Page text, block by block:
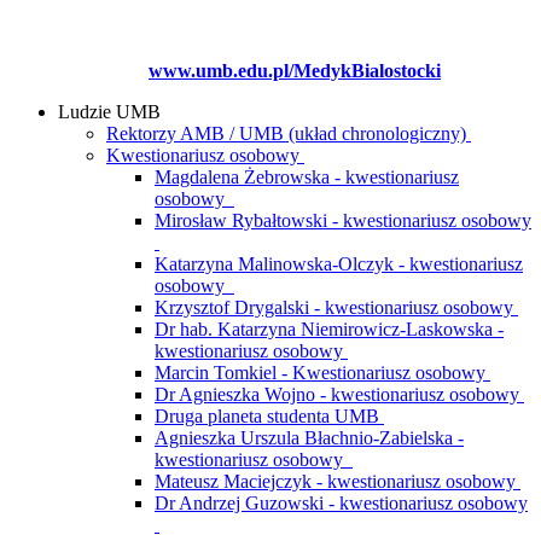
www.umb.edu.pl/MedykBialostocki
Ludzie UMB
Rektorzy AMB / UMB (układ chronologiczny)
Kwestionariusz osobowy
Magdalena Żebrowska - kwestionariusz
osobowy
Mirosław Rybałtowski - kwestionariusz osobowy
Katarzyna Malinowska-Olczyk - kwestionariusz
osobowy
Krzysztof Drygalski - kwestionariusz osobowy
Dr hab. Katarzyna Niemirowicz-Laskowska -
kwestionariusz osobowy
Marcin Tomkiel - Kwestionariusz osobowy
Dr Agnieszka Wojno - kwestionariusz osobowy
Druga planeta studenta UMB
Agnieszka Urszula Błachnio-Zabielska -
kwestionariusz osobowy
Mateusz Maciejczyk - kwestionariusz osobowy
Dr Andrzej Guzowski - kwestionariusz osobowy